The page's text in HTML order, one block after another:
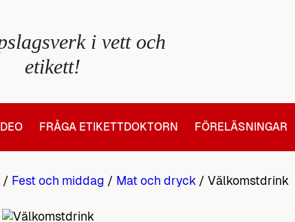
i vett och
etikett!
FRÅGA ETIKETTDOKTORN FÖRELÄSNINGAR
/ Fest och middag / Mat och dryck / Välkomstdrink